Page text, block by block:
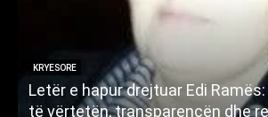
KRYESORE
A u konfiskua “BES’SA”? Kur një
kujtese dhe rezilience rishfaqet